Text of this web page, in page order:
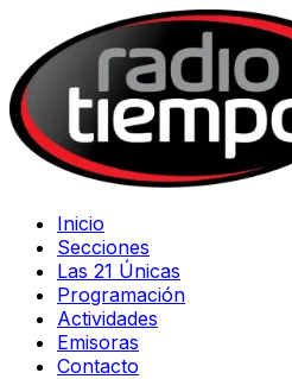
Inicio
Secciones
Las 21 Únicas
Programación
Actividades
Emisoras
Contacto